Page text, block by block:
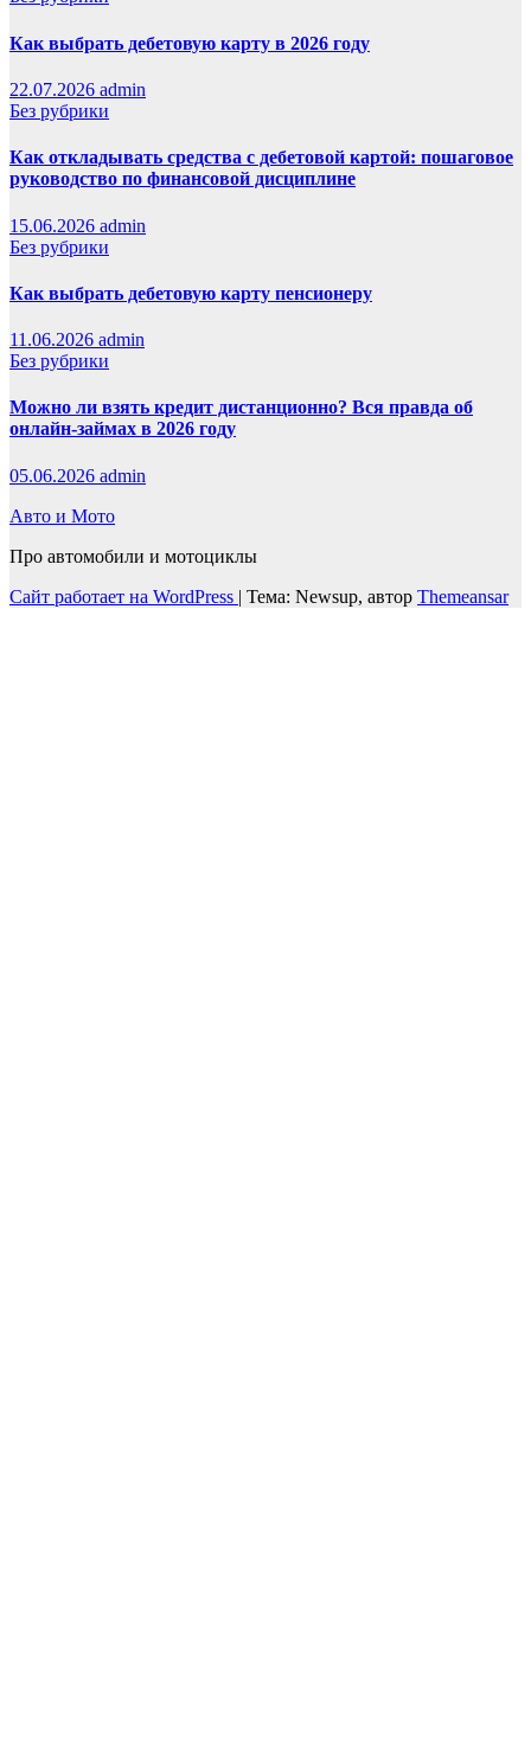
Как выбрать дебетовую карту в 2026 году
22.07.2026 admin
Без рубрики
Как откладывать средства с дебетовой картой: пошаговое
руководство по финансовой дисциплине
15.06.2026 admin
Без рубрики
Как выбрать дебетовую карту пенсионеру
11.06.2026 admin
Без рубрики
Можно ли взять кредит дистанционно? Вся правда об
онлайн-займах в 2026 году
05.06.2026 admin
Авто и Мото
Про автомобили и мотоциклы
Сайт работает на WordPress | Тема: Newsup, автор Themeansar